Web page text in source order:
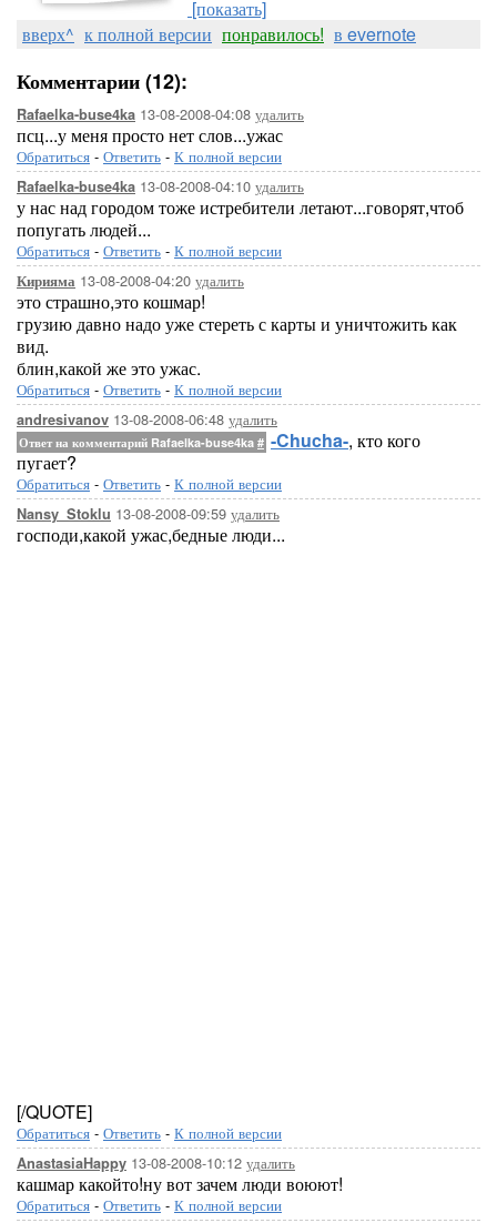
[показать]
вверх^ к полной версии понравилось! в evernote
Комментарии (12):
Rafaelka-buse4ka 13-08-2008-04:08 удалить
псц...у меня просто нет слов...ужас
Обратиться - Ответить - К полной версии
Rafaelka-buse4ka 13-08-2008-04:10 удалить
у нас над городом тоже истребители летают...говорят,чтоб
попугать людей...
Обратиться - Ответить - К полной версии
Кирияма 13-08-2008-04:20 удалить
это страшно,это кошмар!
грузию давно надо уже стереть с карты и уничтожить как
вид.
блин,какой же это ужас.
Обратиться - Ответить - К полной версии
andresivanov 13-08-2008-06:48 удалить
Ответ на комментарий Rafaelka-buse4ka # -Chucha-, кто кого
пугает?
Обратиться - Ответить - К полной версии
Nansy_Stoklu 13-08-2008-09:59 удалить
господи,какой ужас,бедные люди...
[/QUOTE]
Обратиться - Ответить - К полной версии
AnastasiaHappy 13-08-2008-10:12 удалить
кашмар какойто!ну вот зачем люди воюют!
Обратиться - Ответить - К полной версии